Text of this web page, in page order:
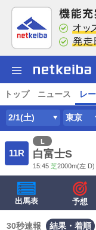
トップ ニュース レ
2/1(土) 東京
11R
L
白富士S
15:45 芝2000m(左 D)
出馬表 予想
30秒速報 結果・着順